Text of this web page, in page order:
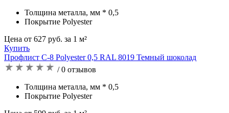
Толщина металла, мм * 0,5
Покрытие Polyester
Цена от 627 руб. за 1 м²
Купить
Профлист С-8 Polyester 0,5 RAL 8019 Темный шоколад
/ 0 отзывов
Толщина металла, мм * 0,5
Покрытие Polyester